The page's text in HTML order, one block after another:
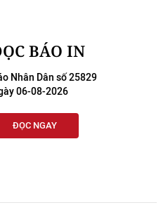
BÁO IN
Nhân Dân số 25829
06-08-2026
ĐỌC NGAY